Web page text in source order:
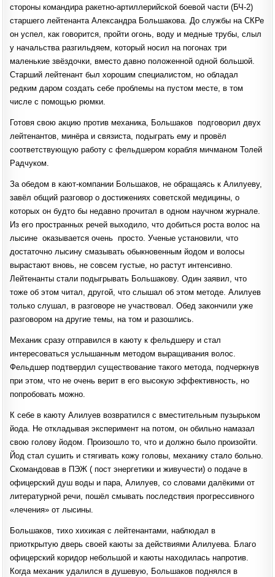
стороны командира ракетно-артиллерийской боевой части (БЧ-2)
старшего лейтенанта Александра Большакова. До службы на СКРе
он успел, как говорится, пройти огонь, воду и медные трубы, слыл
у начальства разгильдяем, который носил на погонах три
маленькие звёздочки, вместо давно положенной одной большой.
Старший лейтенант был хорошим специалистом, но обладал
редким даром создать себе проблемы на пустом месте, в том
числе с помощью рюмки.
Готовя свою акцию против механика, Большаков подговорил двух
лейтенантов, минёра и связиста, подыграть ему и провёл
соответствующую работу с фельдшером корабля мичманом Толей
Радчуком.
За обедом в кают-компании Большаков, не обращаясь к Алилуеву,
завёл общий разговор о достижениях советской медицины, о
которых он будто бы недавно прочитал в одном научном журнале.
Из его пространных речей выходило, что добиться роста волос на
лысине оказывается очень просто. Ученые установили, что
достаточно лысину смазывать обыкновенным йодом и волосы
вырастают вновь, не совсем густые, но растут интенсивно.
Лейтенанты стали подыгрывать Большакову. Один заявил, что
тоже об этом читал, другой, что слышал об этом методе. Алилуев
только слушал, в разговоре не участвовал. Обед закончили уже
разговором на другие темы, на том и разошлись.
Механик сразу отправился в каюту к фельдшеру и стал
интересоваться услышанным методом выращивания волос.
Фельдшер подтвердил существование такого метода, подчеркнув
при этом, что не очень верит в его высокую эффективность, но
попробовать можно.
К себе в каюту Алилуев возвратился с вместительным пузырьком
йода. Не откладывая эксперимент на потом, он обильно намазал
свою голову йодом. Произошло то, что и должно было произойти.
Йод стал сушить и стягивать кожу головы, механику стало больно.
Скомандовав в ПЭЖ ( пост энергетики и живучести) о подаче в
офицерский душ воды и пара, Алилуев, со словами далёкими от
литературной речи, пошёл смывать последствия прогрессивного
«лечения» от лысины.
Большаков, тихо хихикая с лейтенантами, наблюдал в
приоткрытую дверь своей каюты за действиями Алилуева. Благо
офицерский коридор небольшой и каюты находилась напротив.
Когда механик удалился в душевую, Большаков поднялся в